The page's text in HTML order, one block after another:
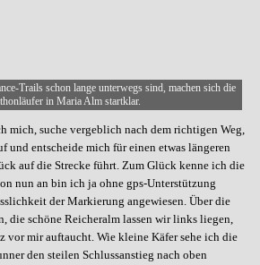
Trails schon lange unterwegs sind, machen sich die
in Maria Alm startklar.
mich, suche vergeblich nach dem richtigen Weg,
und entscheide mich für einen etwas längeren
auf die Strecke führt. Zum Glück kenne ich die
nun an bin ich ja ohne gps-Unterstützung
der Markierung angewiesen. Über die
die schöne Reicheralm lassen wir links liegen,
vor mir auftaucht. Wie kleine Käfer sehe ich die
den steilen Schlussanstieg nach oben